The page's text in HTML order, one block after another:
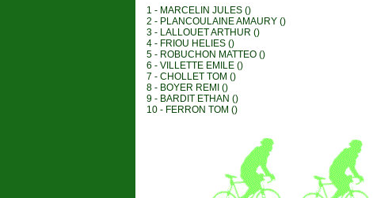
1 - MARCELIN JULES ()
2 - PLANCOULAINE AMAURY ()
3 - LALLOUET ARTHUR ()
4 - FRIOU HELIES ()
5 - ROBUCHON MATTEO ()
6 - VILLETTE EMILE ()
7 - CHOLLET TOM ()
8 - BOYER REMI ()
9 - BARDIT ETHAN ()
10 - FERRON TOM ()